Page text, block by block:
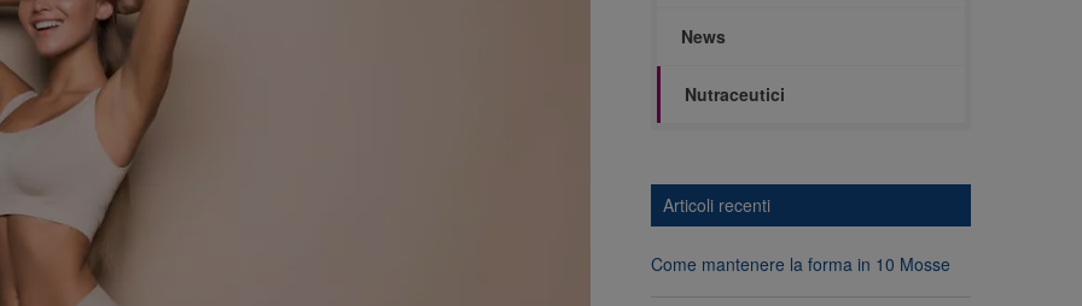
News
Nutraceutici
Articoli recenti
Come mantenere la forma in 10 Mosse